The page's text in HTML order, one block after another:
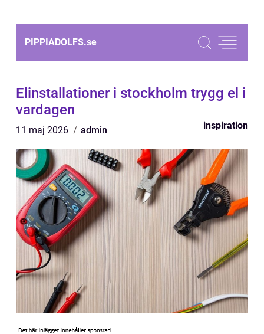
PIPPIADOLFS.se
Elinstallationer i stockholm trygg el i
vardagen
11 maj 2026 admin inspiration